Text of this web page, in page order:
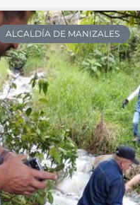
ALCALDÍA DE MANIZALES